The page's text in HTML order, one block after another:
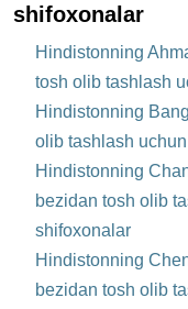
shifoxonalar
Hindistonning
tosh olib tashlash
Hindistonning
olib tashlash
Hindistonning
bezidan tosh olib
shifoxonalar
Hindistonning
bezidan tosh olib